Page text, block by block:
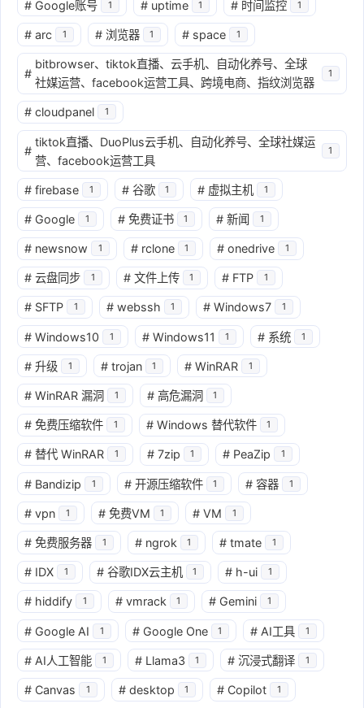
# Google账号 1 # uptime 1 # 时间监控 1
# arc 1 # 浏览器 1 # space 1
#
bitbrowser、tiktok直播、云手机、自动化养号、全球
社媒运营、facebook运营工具、跨境电商、指纹浏览器
1
# cloudpanel 1
#
tiktok直播、DuoPlus云手机、自动化养号、全球社媒运
营、facebook运营工具
1
# firebase 1 # 谷歌 1 # 虚拟主机 1
# Google 1 # 免费证书 1 # 新闻 1
# newsnow 1 # rclone 1 # onedrive 1
# 云盘同步 1 # 文件上传 1 # FTP 1
# SFTP 1 # webssh 1 # Windows7 1
# Windows10 1 # Windows11 1 # 系统 1
# 升级 1 # trojan 1 # WinRAR 1
# WinRAR 漏洞 1 # 高危漏洞 1
# 免费压缩软件 1 # Windows 替代软件 1
# 替代 WinRAR 1 # 7zip 1 # PeaZip 1
# Bandizip 1 # 开源压缩软件 1 # 容器 1
# vpn 1 # 免费VM 1 # VM 1
# 免费服务器 1 # ngrok 1 # tmate 1
# IDX 1 # 谷歌IDX云主机 1 # h-ui 1
# hiddify 1 # vmrack 1 # Gemini 1
# Google AI 1 # Google One 1 # AI工具 1
# AI人工智能 1 # Llama3 1 # 沉浸式翻译 1
# Canvas 1 # desktop 1 # Copilot 1